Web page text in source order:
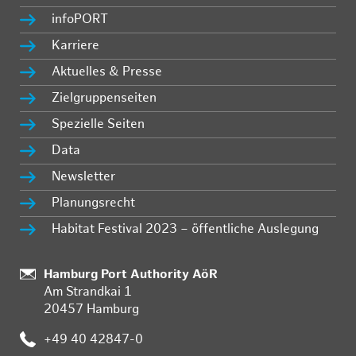
infoPORT
Karriere
Aktuelles & Presse
Zielgruppenseiten
Spezielle Seiten
Data
Newsletter
Planungsrecht
Habitat Festival 2023 – öffentliche Auslegung
Standort:
Hamburg Port Authority AöR
Am Strandkai 1
20457 Hamburg
Telefon:
+49 40 42847-0